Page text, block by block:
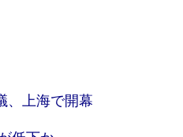
、上海で開幕